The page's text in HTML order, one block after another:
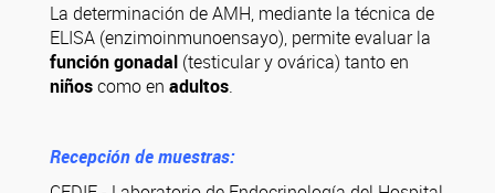
La determinación de AMH, mediante la técnica de
ELISA (enzimoinmunoensayo), permite evaluar la
función gonadal (testicular y ovárica) tanto en
niñoscomo en adultos.
Recepción de muestras: